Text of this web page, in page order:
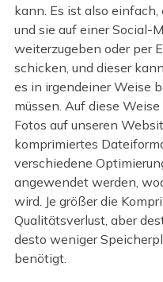
kann. Es ist also
und sie auf einer Social-
weiterzugeben oder per
schicken, und dieser
es in irgendeiner Weise
müssen. Auf diese
Fotos auf unseren
komprimiertes
verschiedene
angewendet werden,
wird. Je größer die
Qualitätsverlust, aber
desto weniger
benötigt.